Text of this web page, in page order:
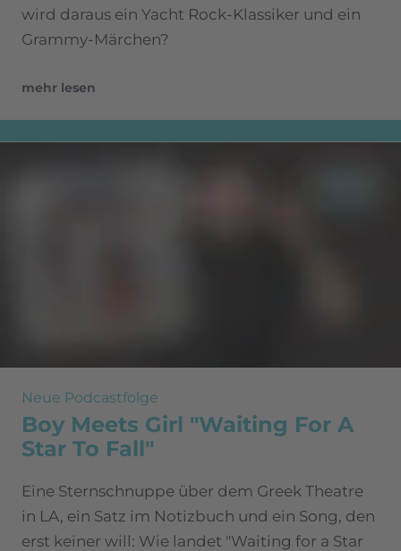
wird daraus ein Yacht Rock-Klassiker und ein
Grammy-Märchen?
mehr lesen
Neue Podcastfolge
Boy Meets Girl "Waiting For A
Star To Fall"
Eine Sternschnuppe über dem Greek Theatre
in LA, ein Satz im Notizbuch und ein Song, den
erst keiner will: Wie landet "Waiting for a Star